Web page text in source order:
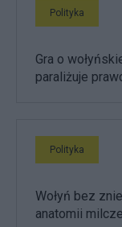
Polityka
Gra o
paraliżuje
Polityka
Wołyń bez
anatomii